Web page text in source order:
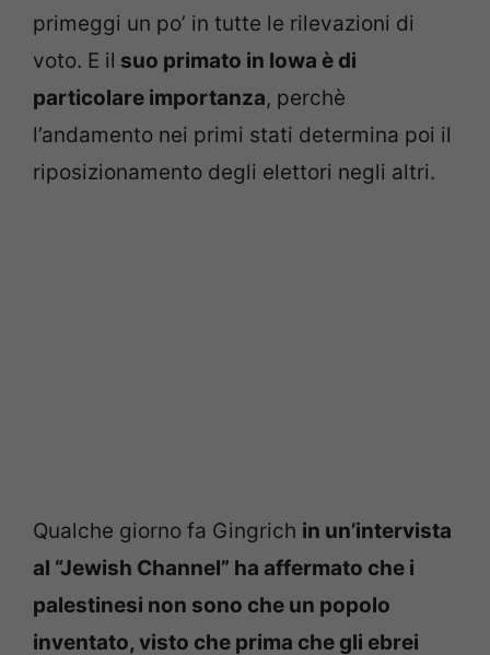
primeggi un po’ in tutte le rilevazioni di
voto. E il suo primato in Iowa è di
particolare importanza, perchè
l’andamento nei primi stati determina poi il
riposizionamento degli elettori negli altri.
Qualche giorno fa Gingrich in un’intervista
al “Jewish Channel” ha affermato che i
palestinesi non sono che un popolo
inventato, visto che prima che gli ebrei